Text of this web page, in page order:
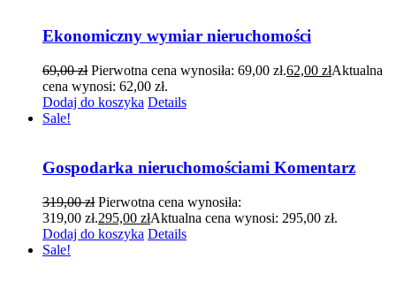
Ekonomiczny wymiar nieruchomości
69,00zł Pierwotna cena wynosiła: 69,00 zł.62,00 złAktualna
cena wynosi: 62,00 zł.
Dodaj do koszyka Details
Sale!
Gospodarka nieruchomościami Komentarz
319,00zł Pierwotna cena wynosiła:
319,00 zł.295,00 złAktualna cena wynosi: 295,00 zł.
Dodaj do koszyka Details
Sale!